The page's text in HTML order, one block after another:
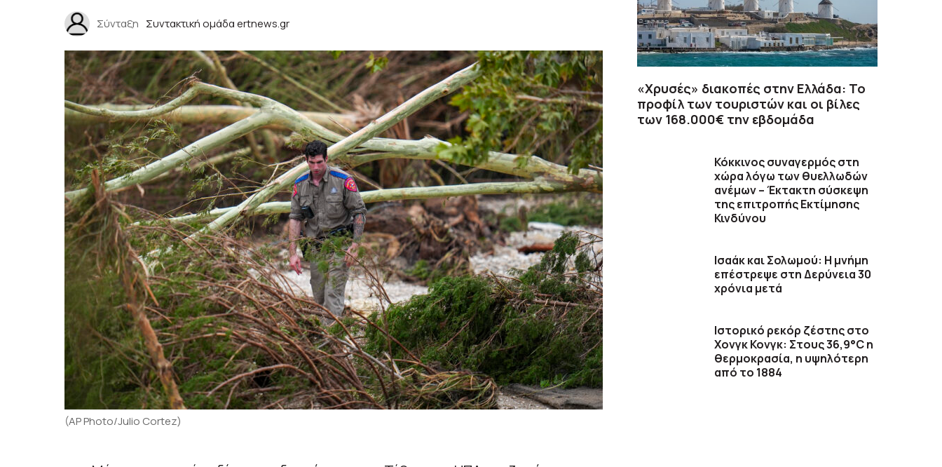
Σύνταξη Συντακτική ομάδα ertnews.gr
(AP Photo/Julio Cortez)
«Χρυσές» διακοπές στην Ελλάδα: Το
προφίλ των τουριστών και οι βίλες
των 168.000€ την εβδομάδα
Κόκκινος συναγερμός στη
χώρα λόγω των θυελλωδών
ανέμων – Έκτακτη σύσκεψη
της επιτροπής Εκτίμησης
Κινδύνου
Ισαάκ και Σολωμού: Η μνήμη
επέστρεψε στη Δερύνεια 30
χρόνια μετά
Ιστορικό ρεκόρ ζέστης στο
Χονγκ Κονγκ: Στους 36,9°C η
θερμοκρασία, η υψηλότερη
από το 1884